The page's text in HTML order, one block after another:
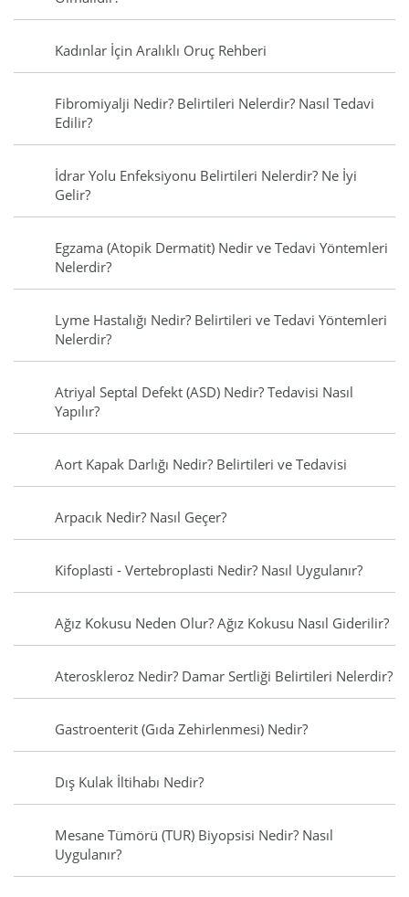
Kadınlar İçin Aralıklı Oruç Rehberi
Fibromiyalji Nedir? Belirtileri Nelerdir? Nasıl Tedavi
Edilir?
İdrar Yolu Enfeksiyonu Belirtileri Nelerdir? Ne İyi
Gelir?
Egzama (Atopik Dermatit) Nedir ve Tedavi Yöntemleri
Nelerdir?
Lyme Hastalığı Nedir? Belirtileri ve Tedavi Yöntemleri
Nelerdir?
Atriyal Septal Defekt (ASD) Nedir? Tedavisi Nasıl
Yapılır?
Aort Kapak Darlığı Nedir? Belirtileri ve Tedavisi
Arpacık Nedir? Nasıl Geçer?
Kifoplasti - Vertebroplasti Nedir? Nasıl Uygulanır?
Ağız Kokusu Neden Olur? Ağız Kokusu Nasıl Giderilir?
Ateroskleroz Nedir? Damar Sertliği Belirtileri Nelerdir?
Gastroenterit (Gıda Zehirlenmesi) Nedir?
Dış Kulak İltihabı Nedir?
Mesane Tümörü (TUR) Biyopsisi Nedir? Nasıl
Uygulanır?